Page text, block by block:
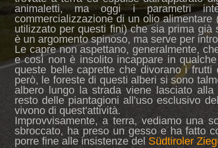
animaletti, ma oggi i parametri
commercializzazione di un olio
utilizzato per questi fini) che sia prima
è un argomento spinoso, ma serve per
Le capre non aspettano, generalmente,
e così non è insolito incappare in
queste belle caprette che divorano i frutti
però, le foreste di questi alberi si sono
albero lungo la strada viene lasciato
resto delle piantagioni all'uso esclusivo
vivono di quest'attività.
Improvvisamente, a terra, vediamo una
sbroccato, ha preso un gesso e ha fatto
porre fine alle insistenze del Südtiroler